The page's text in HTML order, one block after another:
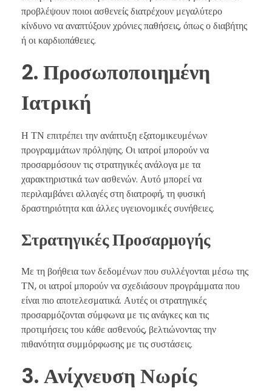
προβλέψουν ποιοι ασθενείς διατρέχουν μεγαλύτερο
κίνδυνο να αναπτύξουν χρόνιες παθήσεις, όπως ο διαβήτης
ή οι καρδιοπάθειες.
2. Προσωποποιημένη
Ιατρική
Η ΤΝ επιτρέπει την ανάπτυξη εξατομικευμένων
προγραμμάτων πρόληψης. Οι ιατροί μπορούν να
προσαρμόσουν τις στρατηγικές ανάλογα με τα
χαρακτηριστικά των ασθενών. Αυτό μπορεί να
περιλαμβάνει αλλαγές στη διατροφή, τη φυσική
δραστηριότητα και άλλες υγειονομικές συνήθειες.
Στρατηγικές Προσαρμογής
Με τη βοήθεια των δεδομένων που συλλέγονται μέσω της
ΤΝ, οι ιατροί μπορούν να σχεδιάσουν προγράμματα που
είναι πιο αποτελεσματικά. Αυτές οι στρατηγικές
προσαρμόζονται σύμφωνα με τις ανάγκες και τις
προτιμήσεις του κάθε ασθενούς, βελτιώνοντας την
πιθανότητα συμμόρφωσης με τις συστάσεις.
3. Ανίχνευση Νωρίς